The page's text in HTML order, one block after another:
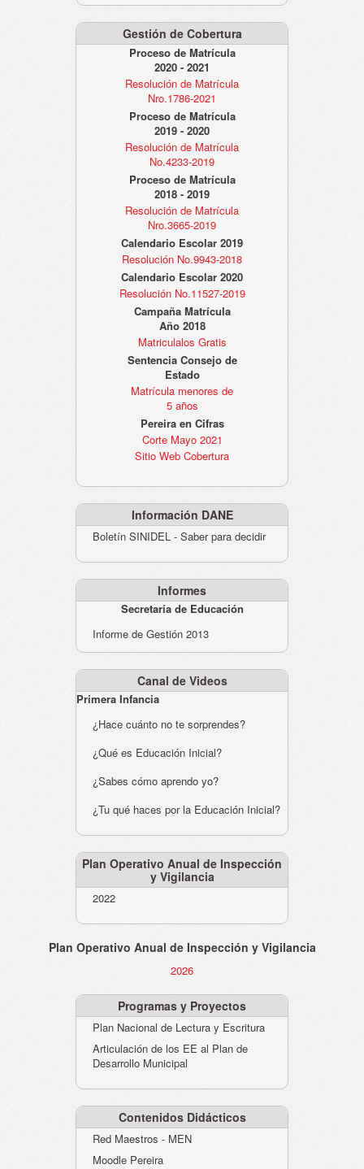
Gestión de Cobertura
Proceso de Matrícula
2020 - 2021
Resolución de Matrícula
Nro.1786-2021
Proceso de Matrícula
2019 - 2020
Resolución de Matrícula
No.4233-2019
Proceso de Matrícula
2018 - 2019
Resolución de Matrícula
Nro.3665-2019
Calendario Escolar 2019
Resolución No.9943-2018
Calendario Escolar 2020
Resolución No.11527-2019
Campaña Matrícula
Año 2018
Matriculalos Gratis
Sentencia Consejo de
Estado
Matrícula menores de
5 años
Pereira en Cifras
Corte Mayo 2021
Sitio Web Cobertura
Información DANE
Boletín SINIDEL - Saber para decidir
Informes
Secretaría de Educación
Informe de Gestión 2013
Canal de Videos
Primera Infancia
¿Hace cuánto no te sorprendes?
¿Qué es Educación Inicial?
¿Sabes cómo aprendo yo?
¿Tu qué haces por la Educación Inicial?
Plan Operativo Anual de Inspección
y Vigilancia
2022
Plan Operativo Anual de Inspección y Vigilancia
2026
Programas y Proyectos
Plan Nacional de Lectura y Escritura
Articulación de los EE al Plan de
Desarrollo Municipal
Contenidos Didácticos
Red Maestros - MEN
Moodle Pereira